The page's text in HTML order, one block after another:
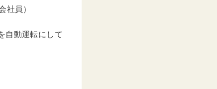
員）
自動運転にして